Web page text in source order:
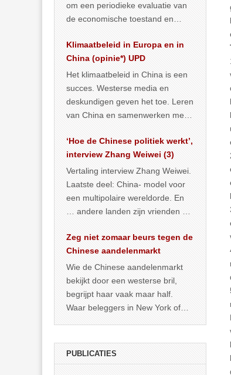
om een periodieke evaluatie van
de economische toestand en
publiceerden… >> lees meer
Klimaatbeleid in Europa en in
China (opinie*) UPD
Het klimaatbeleid in China is een
succes. Westerse media en
deskundigen geven het toe. Leren
van China en samenwerken met
… >> lees meer
‘Hoe de Chinese politiek werkt’,
interview Zhang Weiwei (3)
Vertaling interview Zhang Weiwei.
Laatste deel: China- model voor
een multipolaire wereldorde. En
… andere landen zijn vrienden of
Zeg niet zomaar beurs tegen de
Chinese aandelenmarkt
Wie de Chinese aandelenmarkt
bekijkt door een westerse bril,
begrijpt haar vaak maar half.
Waar beleggers in New York of
PUBLICATIES